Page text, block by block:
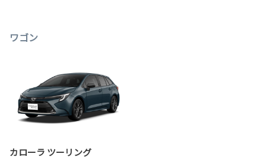
ワゴン
カローラ ツーリング